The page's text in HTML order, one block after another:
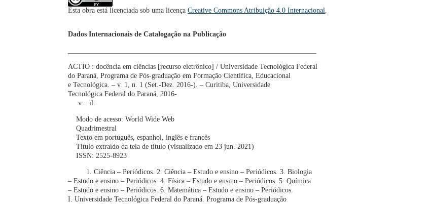
Esta obra está licenciada sob uma licençaCreative Commons Atribuição 4.0 Internacional.
Dados Internacionais de Catalogação na Publicação
ACTIO : docência em ciências [recurso eletrônico] / Universidade Tecnológica Federal
do Paraná, Programa de Pós-graduação em Formação Científica, Educacional
e Tecnológica. – v. 1, n. 1 (Set.-Dez. 2016-). – Curitiba, Universidade
Tecnológica Federal do Paraná, 2016-
v. : il.
Modo de acesso: World Wide Web
Quadrimestral
Texto em português, espanhol, inglês e francês
Título extraído da tela de título (visualizado em 23 jun. 2021)
ISSN: 2525-8923
1. Ciência – Periódicos. 2. Ciência – Estudo e ensino – Periódicos. 3. Biologia
– Estudo e ensino – Periódicos. 4. Física – Estudo e ensino – Periódicos. 5. Química
– Estudo e ensino – Periódicos. 6. Matemática – Estudo e ensino – Periódicos.
I. Universidade Tecnológica Federal do Paraná. Programa de Pós-graduação